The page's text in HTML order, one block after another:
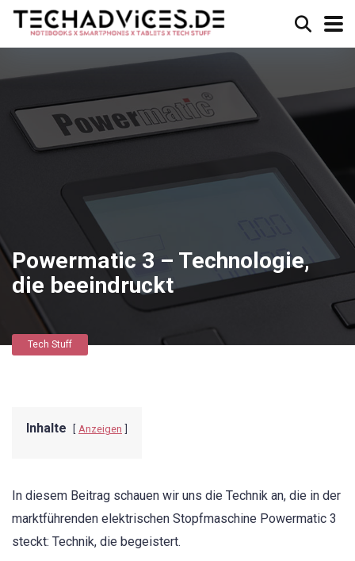
Powermatic 3 – Technologie,
die beeindruckt
Tech Stuff
Inhalte Anzeigen
In diesem Beitrag schauen wir uns die Technik an, die in der
marktführenden elektrischen Stopfmaschine Powermatic 3
steckt: Technik, die begeistert.